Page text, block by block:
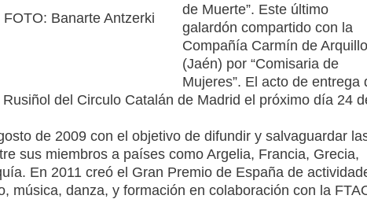
Banarte Antzerki
de Muerte”. Este último
galardón compartido con la
Compañía Carmín de
(Jaén) por “Comisaria de
Mujeres”. El acto de entrega
del Circulo Catalán de Madrid el próximo día 24
de 2009 con el objetivo de difundir y salvaguardar
sus miembros a países como Argelia, Francia, Grecia,
En 2011 creó el Gran Premio de España de
música, danza, y formación en colaboración con la